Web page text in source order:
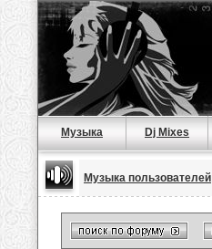
Музыка Dj Mixes
Музыка пользователей